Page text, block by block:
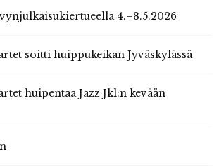
4.–8.5.2026
soitti huippukeikan Jyväskylässä
huipentaa Jazz Jkl:n kevään